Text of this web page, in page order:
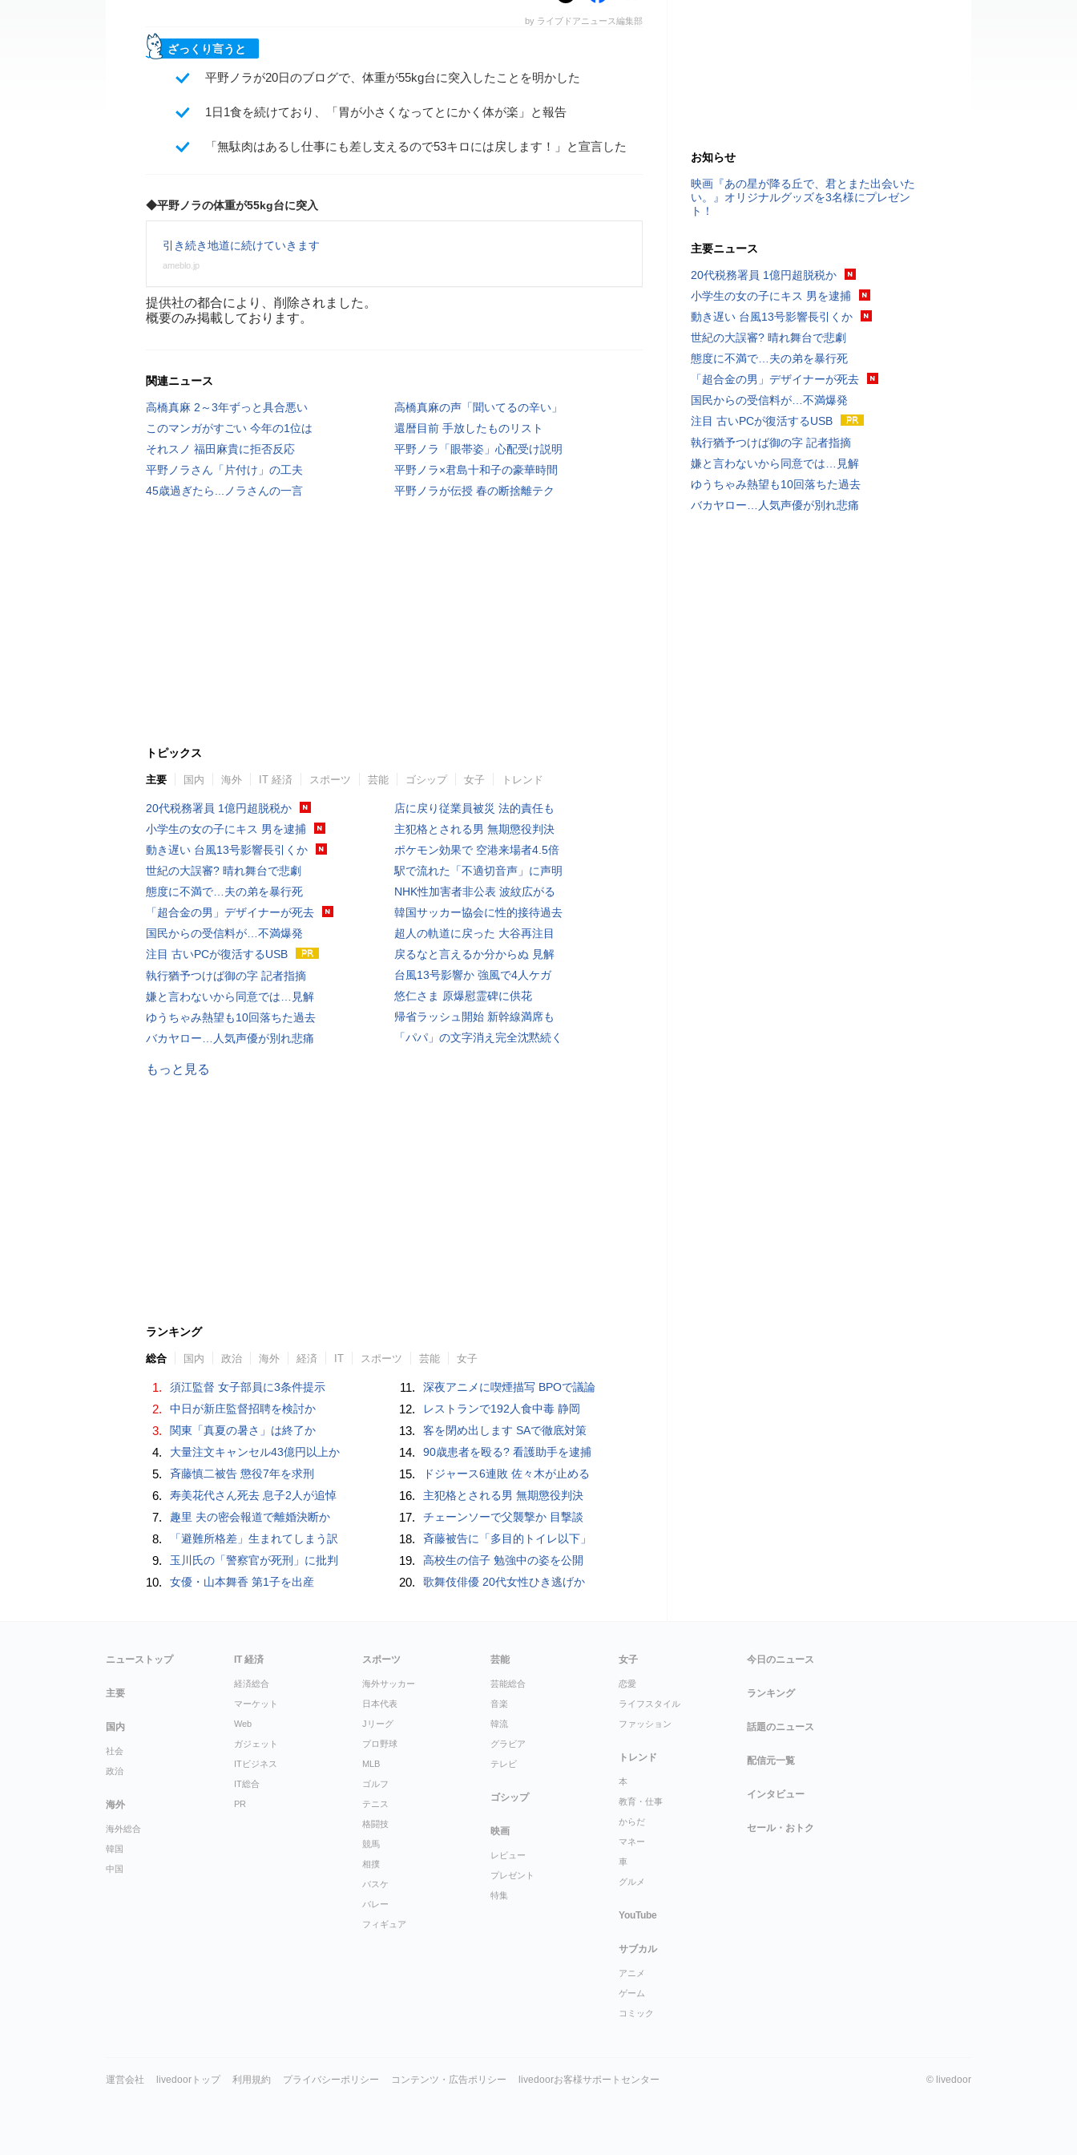
by ライブドアニュース編集部
ざっくり言うと
平野ノラが20日のブログで、体重が55kg台に突入したことを明かした
1日1食を続けており、「胃が小さくなってとにかく体が楽」と報告
「無駄肉はあるし仕事にも差し支えるので53キロには戻します！」と宣言した
◆平野ノラの体重が55kg台に突入
引き続き地道に続けていきます
ameblo.jp
提供社の都合により、削除されました。
概要のみ掲載しております。
関連ニュース
高橋真麻 2～3年ずっと具合悪い
高橋真麻の声「聞いてるの辛い」
このマンガがすごい 今年の1位は
還暦目前 手放したものリスト
それスノ 福田麻貴に拒否反応
平野ノラ「眼帯姿」心配受け説明
平野ノラさん「片付け」の工夫
平野ノラ×君島十和子の豪華時間
45歳過ぎたら...ノラさんの一言
平野ノラが伝授 春の断捨離テク
トピックス
主要 国内 海外 IT 経済 スポーツ 芸能 ゴシップ 女子 トレンド
20代税務署員 1億円超脱税か
小学生の女の子にキス 男を逮捕
動き遅い 台風13号影響長引くか
世紀の大誤審? 晴れ舞台で悲劇
態度に不満で…夫の弟を暴行死
「超合金の男」デザイナーが死去
国民からの受信料が…不満爆発
注目 古いPCが復活するUSB
執行猶予つけば御の字 記者指摘
嫌と言わないから同意では…見解
ゆうちゃみ熱望も10回落ちた過去
バカヤロー…人気声優が別れ悲痛
店に戻り従業員被災 法的責任も
主犯格とされる男 無期懲役判決
ポケモン効果で 空港来場者4.5倍
駅で流れた「不適切音声」に声明
NHK性加害者非公表 波紋広がる
韓国サッカー協会に性的接待過去
超人の軌道に戻った 大谷再注目
戻るなと言えるか分からぬ 見解
台風13号影響か 強風で4人ケガ
悠仁さま 原爆慰霊碑に供花
帰省ラッシュ開始 新幹線満席も
「パパ」の文字消え完全沈黙続く
もっと見る
ランキング
総合 国内 政治 海外 経済 IT スポーツ 芸能 女子
1. 須江監督 女子部員に3条件提示
2. 中日が新庄監督招聘を検討か
3. 関東「真夏の暑さ」は終了か
4. 大量注文キャンセル43億円以上か
5. 斉藤慎二被告 懲役7年を求刑
6. 寿美花代さん死去 息子2人が追悼
7. 趣里 夫の密会報道で離婚決断か
8. 「避難所格差」生まれてしまう訳
9. 玉川氏の「警察官が死刑」に批判
10. 女優・山本舞香 第1子を出産
11. 深夜アニメに喫煙描写 BPOで議論
12. レストランで192人食中毒 静岡
13. 客を閉め出します SAで徹底対策
14. 90歳患者を殴る? 看護助手を逮捕
15. ドジャース6連敗 佐々木が止める
16. 主犯格とされる男 無期懲役判決
17. チェーンソーで父襲撃か 目撃談
18. 斉藤被告に「多目的トイレ以下」
19. 高校生の信子 勉強中の姿を公開
20. 歌舞伎俳優 20代女性ひき逃げか
お知らせ
映画『あの星が降る丘で、君とまた出会いた
い。』オリジナルグッズを3名様にプレゼン
ト！
主要ニュース
20代税務署員 1億円超脱税か
小学生の女の子にキス 男を逮捕
動き遅い 台風13号影響長引くか
世紀の大誤審? 晴れ舞台で悲劇
態度に不満で…夫の弟を暴行死
「超合金の男」デザイナーが死去
国民からの受信料が…不満爆発
注目 古いPCが復活するUSB
執行猶予つけば御の字 記者指摘
嫌と言わないから同意では…見解
ゆうちゃみ熱望も10回落ちた過去
バカヤロー…人気声優が別れ悲痛
ニューストップ
主要
国内
社会
政治
海外
海外総合
韓国
中国
IT 経済
経済総合
マーケット
Web
ガジェット
ITビジネス
IT総合
PR
スポーツ
海外サッカー
日本代表
Jリーグ
プロ野球
MLB
ゴルフ
テニス
格闘技
競馬
相撲
バスケ
バレー
フィギュア
芸能
芸能総合
音楽
韓流
グラビア
テレビ
ゴシップ
映画
レビュー
プレゼント
特集
女子
恋愛
ライフスタイル
ファッション
トレンド
本
教育・仕事
からだ
マネー
車
グルメ
YouTube
サブカル
アニメ
ゲーム
コミック
今日のニュース
ランキング
話題のニュース
配信元一覧
インタビュー
セール・おトク
運営会社 livedoorトップ 利用規約 プライバシーポリシー コンテンツ・広告ポリシー livedoorお客様サポートセンター © livedoor